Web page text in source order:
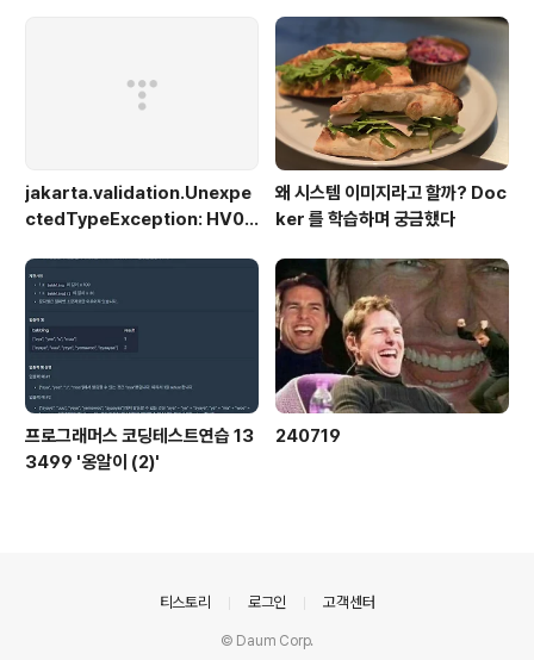
jakarta.validation.Unexpe
ctedTypeException: HV00
e found for constraint 'jak
arta.validation.constraint
s.NotBlank' validating typ
e 'java.lang.Long'. Check c
onfiguration for error
왜 시스템 이미지라고 할까? Doc
ker 를 학습하며 궁금했다
프로그래머스 코딩테스트연습 13
3499 '옹알이 (2)'
240719
티스토리 로그인 고객센터
© Daum Corp.